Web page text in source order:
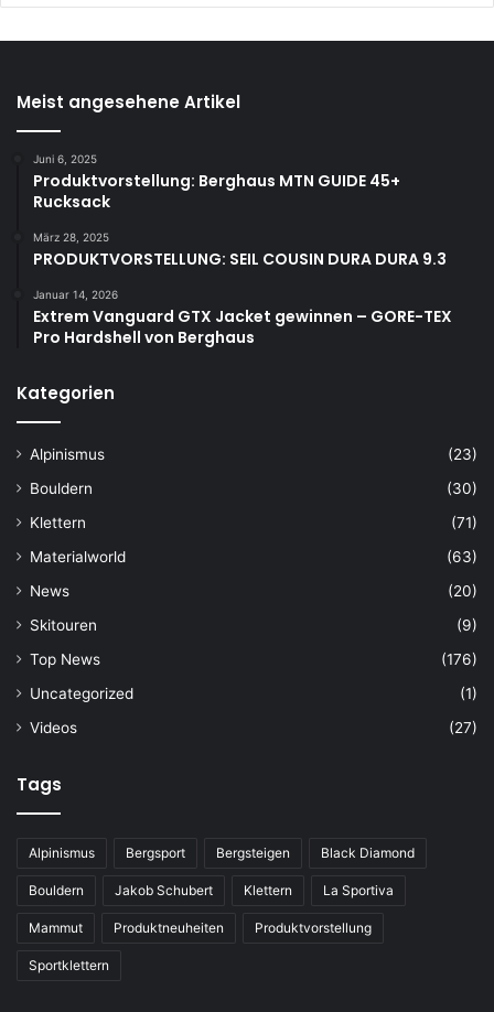
Meist angesehene Artikel
Juni 6, 2025
Produktvorstellung: Berghaus MTN GUIDE 45+
Rucksack
März 28, 2025
PRODUKTVORSTELLUNG: SEIL COUSIN DURA DURA 9.3
Januar 14, 2026
Extrem Vanguard GTX Jacket gewinnen – GORE-TEX
Pro Hardshell von Berghaus
Kategorien
Alpinismus
(23)
Bouldern
(30)
Klettern
(71)
Materialworld
(63)
News
(20)
Skitouren
(9)
Top News
(176)
Uncategorized
(1)
Videos
(27)
Tags
Alpinismus Bergsport Bergsteigen Black Diamond
Bouldern Jakob Schubert Klettern La Sportiva
Mammut Produktneuheiten Produktvorstellung
Sportklettern